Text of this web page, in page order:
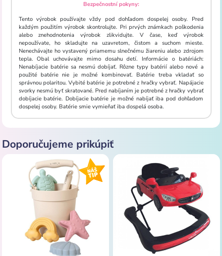
Bezpečnostní pokyny:
Tento výrobok používajte vždy pod dohľadom dospelej osoby. Pred
každým použitím výrobok skontrolujte. Pri prvých známkach poškodenia
alebo znehodnotenia výrobok zlikvidujte. V čase, keď výrobok
nepoužívate, ho skladujte na uzavretom, čistom a suchom mieste.
Nenechávajte ho vystavený priamemu slnečnému žiareniu alebo zdrojom
tepla. Obal uchovávajte mimo dosahu detí. Informácie o batériách:
Nenabíjacie batérie sa nesmú dobíjať. Rôzne typy batérií alebo nové a
použité batérie nie je možné kombinovať. Batérie treba vkladať so
správnou polaritou. Vybité batérie je potrebné z hračky vybrať. Napájacie
svorky nesmú byť skratované. Pred nabíjaním je potrebné z hračky vybrať
dobíjacie batérie. Dobíjacie batérie je možné nabíjať iba pod dohľadom
dospelej osoby. Batérie smie vymieňať iba dospelá osoba.
Doporučujeme prikúpiť